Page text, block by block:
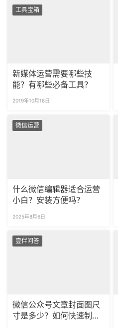
工具宝箱
新媒体运营需要哪些技
能？有哪些必备工具？
2019年10月18日
微信运营
什么微信编辑器适合运营
小白？安装方便吗？
2025年8月6日
壹伴问答
微信公众号文章封面图尺
寸是多少？如何快速制作